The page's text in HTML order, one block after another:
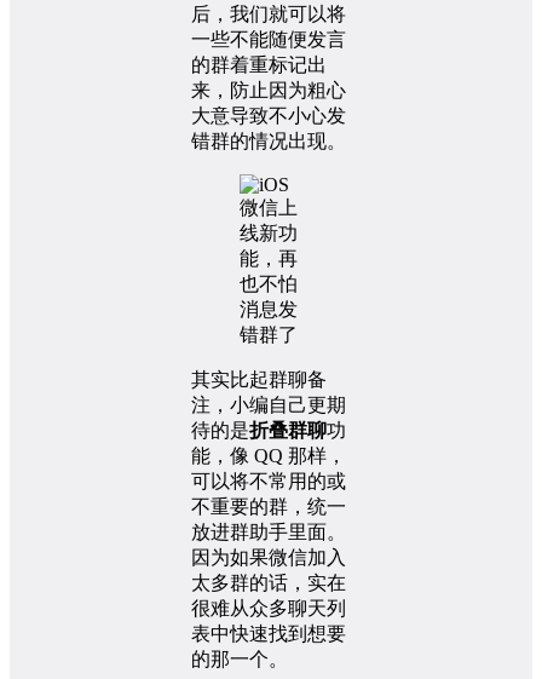
后，我们就可以将
一些不能随便发言
的群着重标记出
来，防止因为粗心
大意导致不小心发
错群的情况出现。
其实比起群聊备
注，小编自己更期
待的是折叠群聊功
能，像 QQ 那样，
可以将不常用的或
不重要的群，统一
放进群助手里面。
因为如果微信加入
太多群的话，实在
很难从众多聊天列
表中快速找到想要
的那一个。